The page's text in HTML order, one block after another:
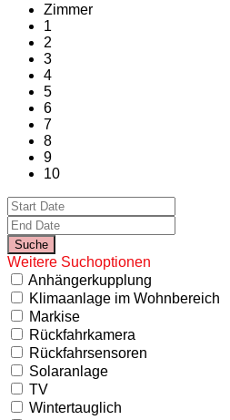
Zimmer
1
2
3
4
5
6
7
8
9
10
Weitere Suchoptionen
Anhängerkupplung
Klimaanlage im Wohnbereich
Markise
Rückfahrkamera
Rückfahrsensoren
Solaranlage
TV
Wintertauglich